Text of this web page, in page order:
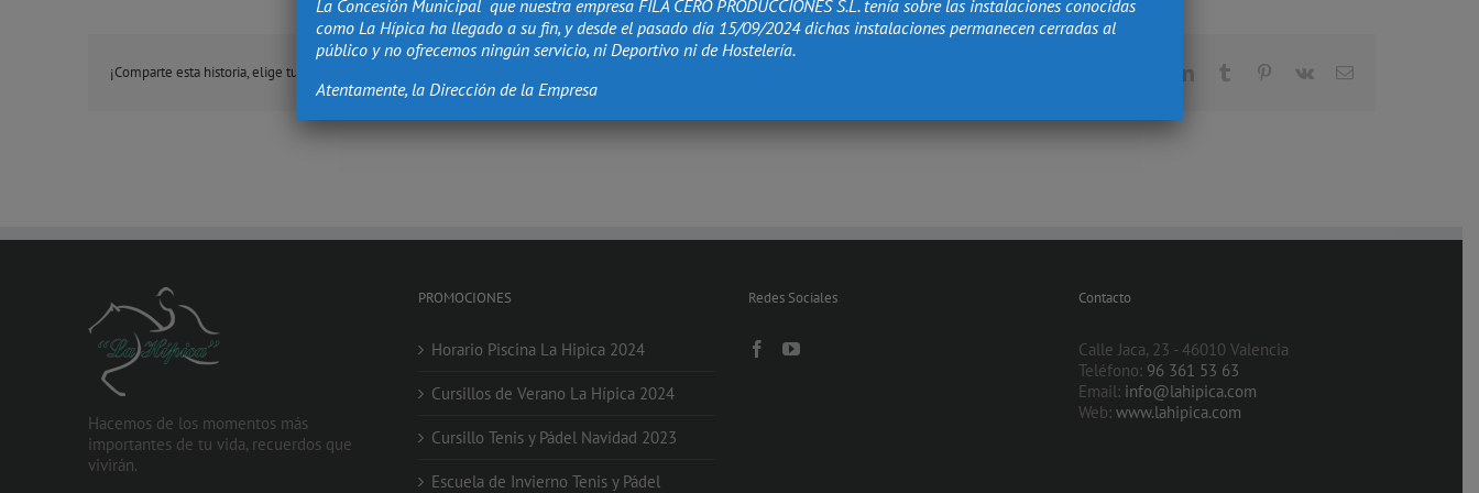
¡Comparte esta historia, elige tu plataforma! RedditLinkedInTumblr Pinterest
Vk
Correo
Hacemos de los momentos más
importantes de tu vida, recuerdos que
vivirán.
PROMOCIONES
Horario Piscina La Hipica 2024
Cursillos de Verano La Hípica 2024
Cursillo Tenis y Pádel Navidad 2023
Escuela de Invierno Tenis y Pádel
Redes Sociales Contacto
Calle Jaca, 23 - 46010 Valencia
Teléfono: 96 361 53 63
Email: info@lahipica.com
Web: www.lahipica.com
La Concesión Municipal que nuestra empresa FILA CERO PRODUCCIONES S.L. tenía sobre las instalaciones conocidas
como La Hípica ha llegado a su fin, y desde el pasado día 15/09/2024 dichas instalaciones permanecen cerradas al
público y no ofrecemos ningún servicio, ni Deportivo ni de Hostelería.
Atentamente, la Dirección de la Empresa